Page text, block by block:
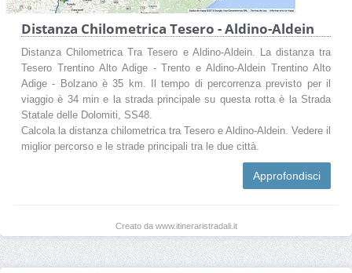
Distanza Chilometrica Tesero - Aldino-Aldein
Distanza Chilometrica Tra Tesero e Aldino-Aldein. La distanza tra
Tesero Trentino Alto Adige - Trento e Aldino-Aldein Trentino Alto
Adige - Bolzano è 35 km. Il tempo di percorrenza previsto per il
viaggio è 34 min e la strada principale su questa rotta è la Strada
Statale delle Dolomiti, SS48.
Calcola la distanza chilometrica tra Tesero e Aldino-Aldein. Vedere il
miglior percorso e le strade principali tra le due città.
Approfondisci
Creato da www.itineraristradali.it